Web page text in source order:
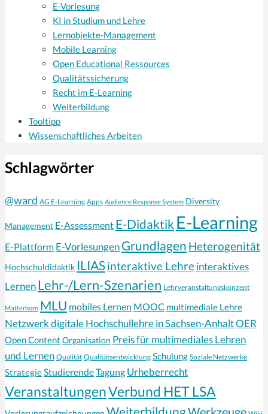
E-Vorlesung
KI in Studium und Lehre
Lernobjekte-Management
Mobile Learning
Open Educational Ressources
Qualitätssicherung
Recht im E-Learning
Weiterbildung
Tooltipp
Wissenschaftliches Arbeiten
Schlagwörter
@ward AG E-Learning Apps Audience Response System Diversity
Management E-Assessment E-Didaktik E-Learning
E-Plattform E-Vorlesungen Grundlagen Heterogenität
Hochschuldidaktik ILIASinteraktive Lehreinteraktives
LernenLehr-/Lern-Szenarien Lehrveranstaltungskonzept
Matterhorn MLU mobiles Lernen MOOC multimediale Lehre
Netzwerk digitale Hochschullehre in Sachsen-AnhaltOER
Open Content Organisation Preis für multimediales Lehren
und Lernen Qualität Qualitätsentwicklung Schulung Soziale Netzwerke
StrategieStudierendeTagung Urheberrecht
VeranstaltungenVerbund HET LSA